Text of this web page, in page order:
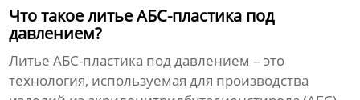
Что такое литье АБС-пластика под
давлением?
Литье АБС-пластика под давлением – это
технология, используемая для производства